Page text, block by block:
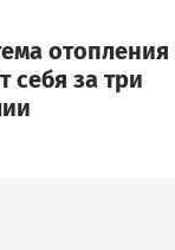
отопления
себя за три